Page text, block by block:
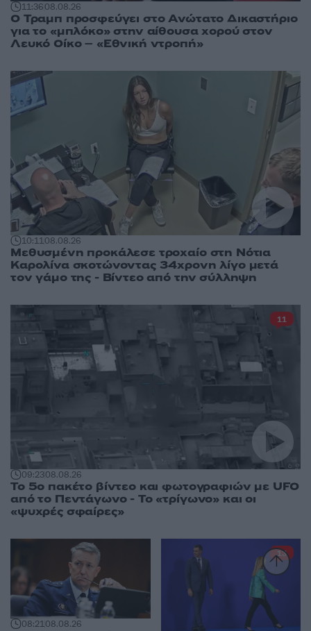
11:3608.08.26
Ο Τραμπ προσφεύγει στο Ανώτατο Δικαστήριο
για το «μπλόκο» στην αίθουσα χορού στον
Λευκό Οίκο – «Εθνική ντροπή»
10:1108.08.26
Μεθυσμένη προκάλεσε τροχαίο στη Νότια
Καρολίνα σκοτώνοντας 34χρονη λίγο μετά
τον γάμο της - Βίντεο από την σύλληψη
09:2308.08.26
Το 5ο πακέτο βίντεο και φωτογραφιών με UFO
από το Πεντάγωνο - Το «τρίγωνο» και οι
«ψυχρές σφαίρες»
11
08:2108.08.26
13